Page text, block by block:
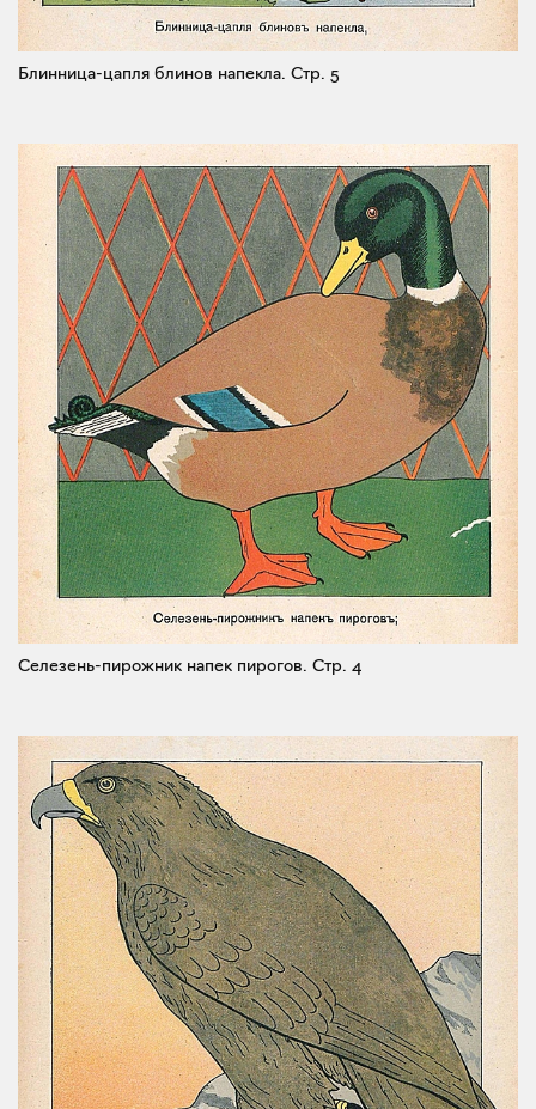
Блинница-цапля блинов напекла. Стр. 5
Селезень-пирожник напек пирогов. Стр. 4